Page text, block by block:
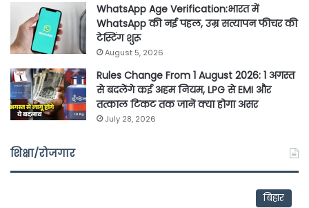
WhatsApp Age Verification:भारत में
WhatsApp की नई पहल, उम्र सत्यापन फीचर की
टेस्टिंग शुरू
August 5, 2026
Rules Change From 1 August 2026: 1 अगस्त
से बदलेंगे कई अहम नियम, LPG से EMI और
तत्काल टिकट तक जानें क्या होगा असर
July 28, 2026
शिक्षा/रोजगार
बिहार